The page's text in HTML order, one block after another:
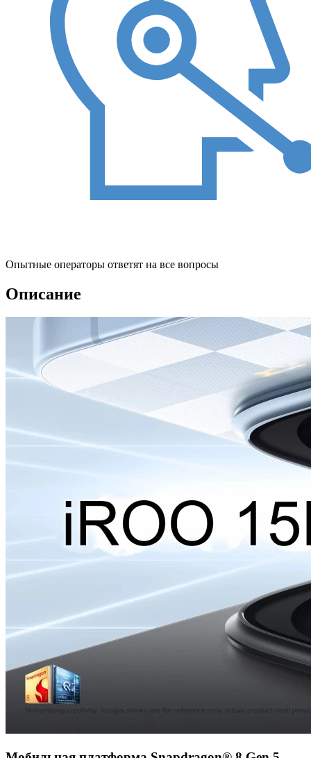
Опытные операторы ответят на все вопросы
Описание